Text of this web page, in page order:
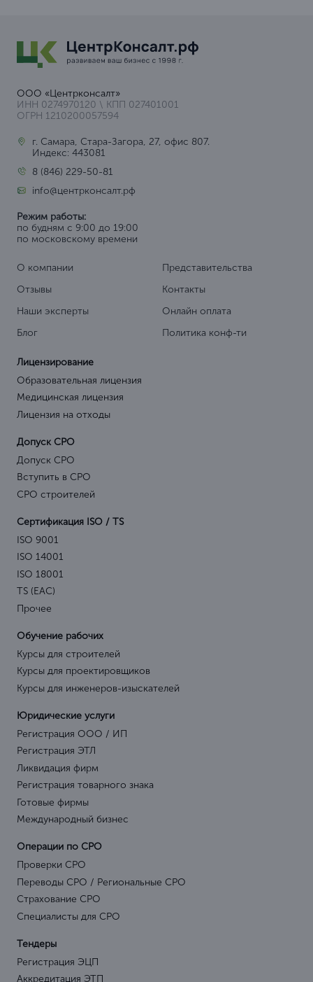
ООО «Центрконсалт»
ИНН 0274970120 \ КПП 027401001
ОГРН 1210200057594
г. Самара, Стара-Загора, 27, офис 807.
Индекс: 443081
8 (846) 229-50-81
info@центрконсалт.рф
Режим работы:
по будням с 9:00 до 19:00
по московскому времени
О компании
Отзывы
Наши эксперты
Блог
Представительства
Контакты
Онлайн оплата
Политика конф-ти
Лицензирование
Образовательная лицензия
Медицинская лицензия
Лицензия на отходы
Допуск СРО
Допуск СРО
Вступить в СРО
СРО строителей
Сертификация ISO / TS
ISO 9001
ISO 14001
ISO 18001
TS (EAC)
Прочее
Обучение рабочих
Курсы для строителей
Курсы для проектировщиков
Курсы для инженеров-изыскателей
Юридические услуги
Регистрация ООО / ИП
Регистрация ЭТЛ
Ликвидация фирм
Регистрация товарного знака
Готовые фирмы
Международный бизнес
Операции по СРО
Проверки СРО
Переводы СРО / Региональные СРО
Страхование СРО
Специалисты для СРО
Тендеры
Регистрация ЭЦП
Аккредитация ЭТП